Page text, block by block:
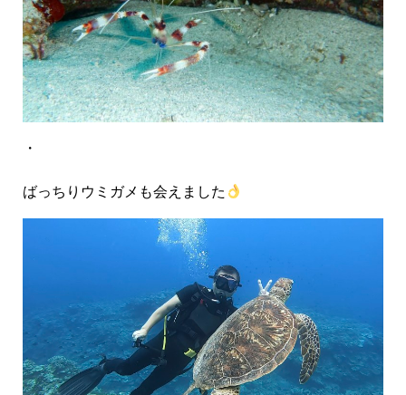
・
ばっちりウミガメも会えました